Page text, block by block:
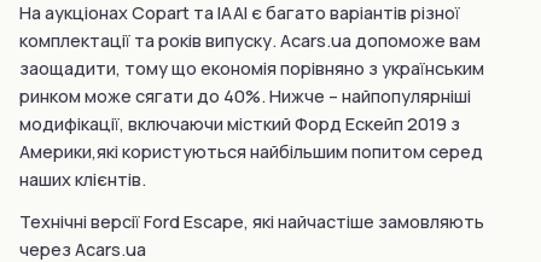
На аукціонах Copart та IAAI є багато варіантів різної
комплектації та років випуску. Acars.ua допоможе вам
заощадити, тому що економія порівняно з українським
ринком може сягати до 40%. Нижче – найпопулярніші
модифікації, включаючи місткий Форд Ескейп 2019 з
Америки,які користуються найбільшим попитом серед
наших клієнтів.
Технічні версії Ford Escape, які найчастіше замовляють
через Acars.ua